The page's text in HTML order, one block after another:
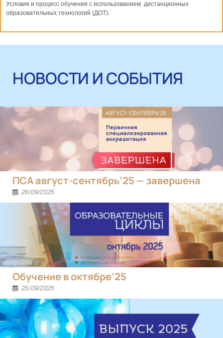
Условия и процесс обучения с использованием дистанционных
образовательных технологий (ДОТ).
НОВОСТИ И СОБЫТИЯ
ПСА август-сентябрь’25 — завершена
26/09/2025
Обучение в октябре’25
25/09/2025